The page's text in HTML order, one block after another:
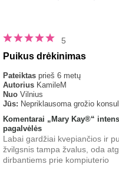
5
Puikus drėkinimas
Pateiktas prieš 6 metų
Autorius KamileM
Nuo Vilnius
Jūs: Nepriklausoma grožio
Komentarai „Mary Kay®“
pagalvėlės
Labai gardžiai kvepiančios ir
žvilgsnis tampa žvalus, oda
dirbantiems prie kompiuterio